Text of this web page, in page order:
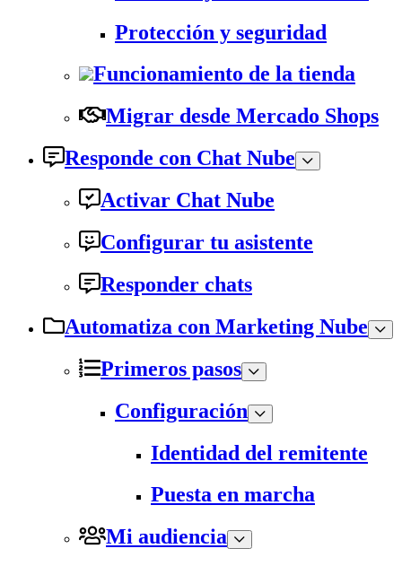
Protección y seguridad
Funcionamiento de la tienda
Migrar desde Mercado Shops
Responde con Chat Nube
Activar Chat Nube
Configurar tu asistente
Responder chats
Automatiza con Marketing Nube
Primeros pasos
Configuración
Identidad del remitente
Puesta en marcha
Mi audiencia